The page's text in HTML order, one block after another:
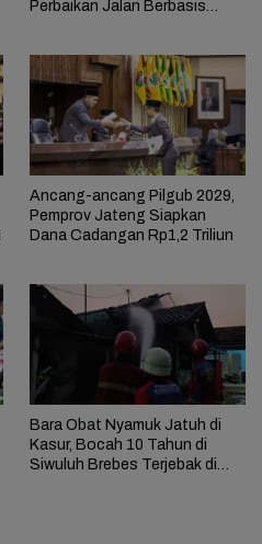
Perbaikan Jalan Berbasis
Ancang-ancang Pilgub 2029,
Pemprov Jateng Siapkan
Dana Cadangan Rp1,2 Triliun
Bara Obat Nyamuk Jatuh di
Kasur, Bocah 10 Tahun di
Siwuluh Brebes Terjebak di